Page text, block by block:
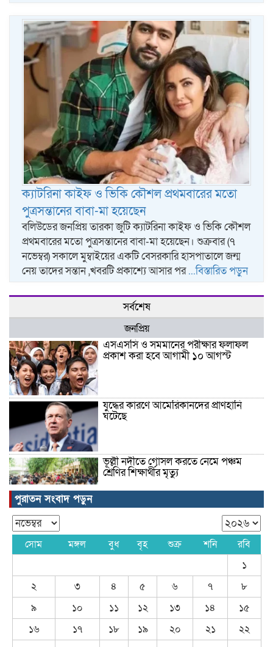
ক্যাটরিনা কাইফ ও ভিকি কৌশল প্রথমবারের মতো
পুত্রসন্তানের বাবা-মা হয়েছেন
বলিউডের জনপ্রিয় তারকা জুটি ক্যাটরিনা কাইফ ও ভিকি কৌশল
প্রথমবারের মতো পুত্রসন্তানের বাবা-মা হয়েছেন। শুক্রবার (৭
নভেম্বর) সকালে মুম্বাইয়ের একটি বেসরকারি হাসপাতালে জন্ম
নেয় তাদের সন্তান ,খবরটি প্রকাশ্যে আসার পর...বিস্তারিত পড়ুন
সর্বশেষ
জনপ্রিয়
এসএসসি ও সমমানের পরীক্ষার ফলাফল
প্রকাশ করা হবে আগামী ১০ আগস্ট
যুদ্ধের কারণে আমেরিকানদের প্রাণহানি
ঘটেছে
ভূল্লী নদীতে গোসল করতে নেমে পঞ্চম
শ্রেণির শিক্ষার্থীর মৃত্যু
ঠাকুরগাঁওয়ে স্কুল সেনসিটাইজেশন প্রোগ্রাম
বলিউড অভিনেতা সালমান খান
খাওয়ার টেবিলেও ঘুষের লেনদেন
পুরাতন সংবাদ পড়ুন
সোম মঙ্গল বুধ বৃহ শুক্র শনি
রবি
১
২
৩ ৪ ৫ ৬ ৭
৮
৯
১০ ১১ ১২ ১৩ ১৪
১৫
১৬
১৭ ১৮ ১৯ ২০ ২১
২২